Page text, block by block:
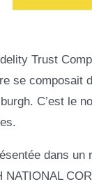
Trust
se composait
C’est le
dans